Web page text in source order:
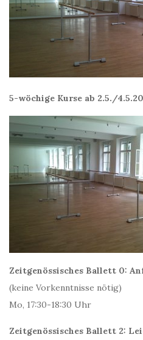
5-wöchige Kurse ab 2.5./
Zeitgenössisches Ballett 0:
(keine Vorkenntnisse nötig)
Mo, 17:30-18:30 Uhr
Zeitgenössisches Ballett 2: